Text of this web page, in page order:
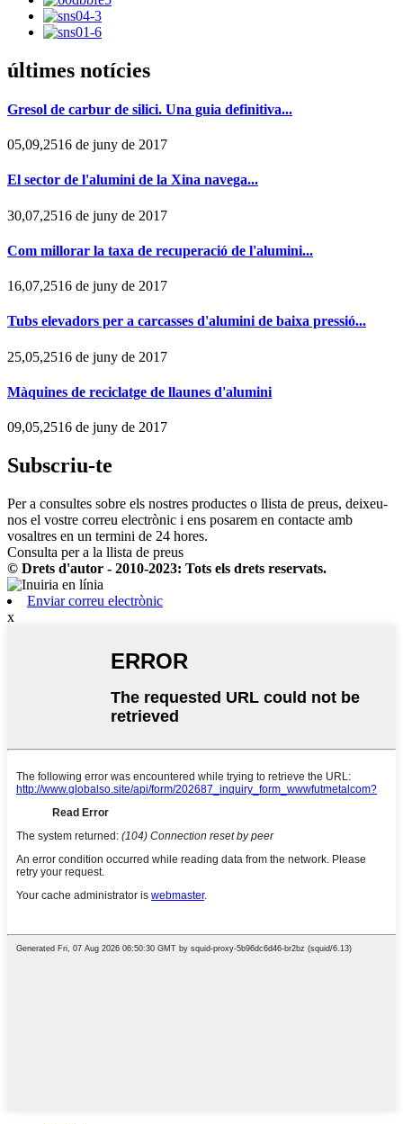
últimes notícies
Gresol de carbur de silici. Una guia definitiva...
05,09,2516 de juny de 2017
El sector de l'alumini de la Xina navega...
30,07,2516 de juny de 2017
Com millorar la taxa de recuperació de l'alumini...
16,07,2516 de juny de 2017
Tubs elevadors per a carcasses d'alumini de baixa pressió...
25,05,2516 de juny de 2017
Màquines de reciclatge de llaunes d'alumini
09,05,2516 de juny de 2017
Subscriu-te
Per a consultes sobre els nostres productes o llista de preus, deixeu-
nos el vostre correu electrònic i ens posarem en contacte amb
vosaltres en un termini de 24 hores.
Consulta per a la llista de preus
© Drets d'autor - 2010-2023: Tots els drets reservats.
Enviar correu electrònic
x